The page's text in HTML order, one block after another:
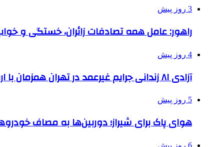
3 روز پیش
راهور: عامل همه تصادفات زائران، خستگی و
4 روز پیش
آزادی ۸۱ زندانی جرایم غیرعمد در تهران همزمان با اربعین
5 روز پیش
هوای پاک برای شیراز؛ دوربین‌ها به مصاف
6 روز پیش